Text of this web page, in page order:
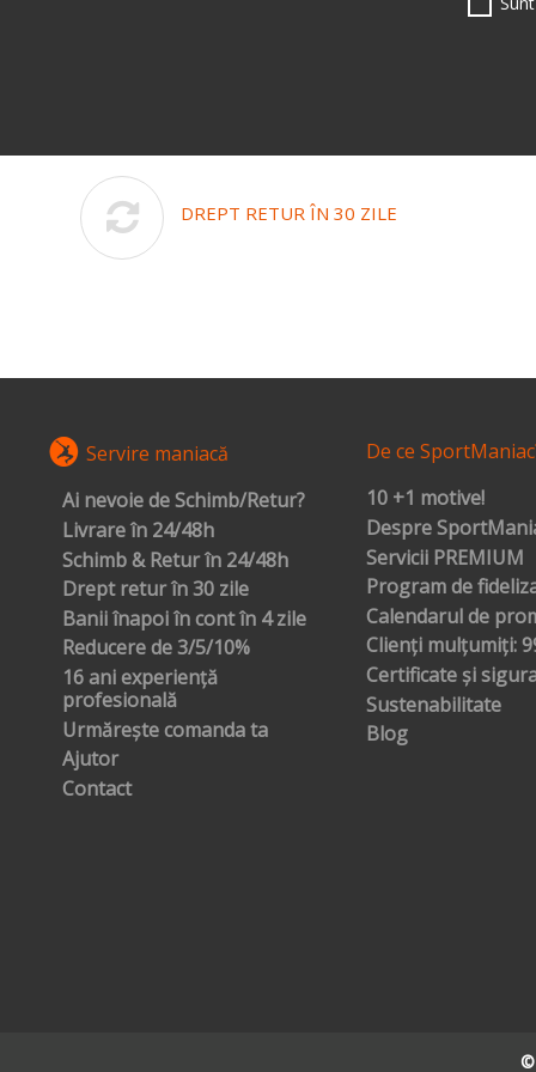
DREPT RETUR ÎN 30 ZILE
Servire maniacă
Ai nevoie de Schimb/Retur?
Livrare în 24/48h
Schimb & Retur în 24/48h
Drept retur în 30 zile
Banii înapoi în cont în 4 zile
Reducere de 3/5/10%
16 ani experiență
profesională
Urmărește comanda ta
Ajutor
Contact
De ce
10 +1 motive!
Despre
Servicii PREMIUM
Program de
Calendarul de
Clienți mulțumiți:
Certificate și
Sustenabilitate
Blog
©